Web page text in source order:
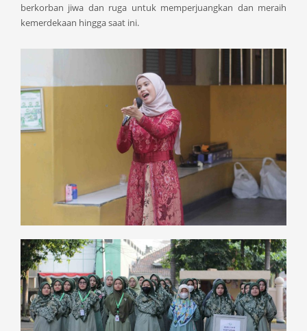
berkorban jiwa dan ruga untuk memperjuangkan dan meraih
kemerdekaan hingga saat ini.